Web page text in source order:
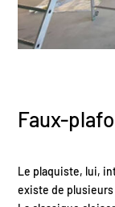
Faux-
Le plaquiste, lui,
existe de